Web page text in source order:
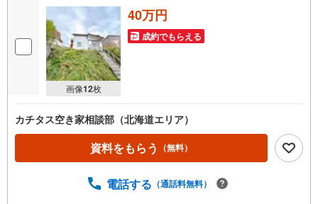
画像12枚
40万円
成約でもらえる
カチタス空き家相談部（北海道エリア）
資料をもらう （無料）
電話する （通話料無料）